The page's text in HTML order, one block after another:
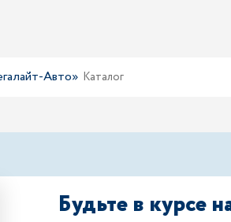
Авто» Каталог
Будьте в курсе